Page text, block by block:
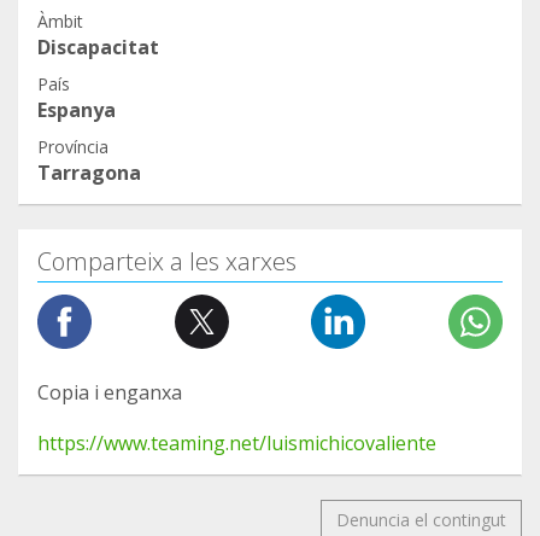
Àmbit
Discapacitat
País
Espanya
Província
Tarragona
Comparteix a les xarxes
Copia i enganxa
https://www.teaming.net/luismichicovaliente
Denuncia el contingut